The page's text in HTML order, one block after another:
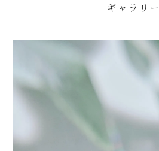
ギャラリー